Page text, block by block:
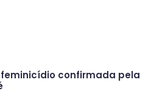
confirmada pela